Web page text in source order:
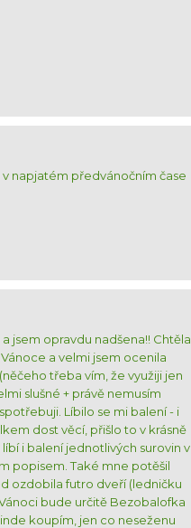
v napjatém předvánočním čase
jsem opravdu nadšena!! Chtěla
a velmi jsem ocenila
třeba vím, že využiji jen
slušné + právě nemusím
Líbilo se mi balení - i
dost věcí, přišlo to v krásně
i balení jednotlivých surovin v
popisem. Také mne potěšil
ozdobila futro dveří (ledničku
bude určitě Bezobalofka
koupím, jen co neseženu